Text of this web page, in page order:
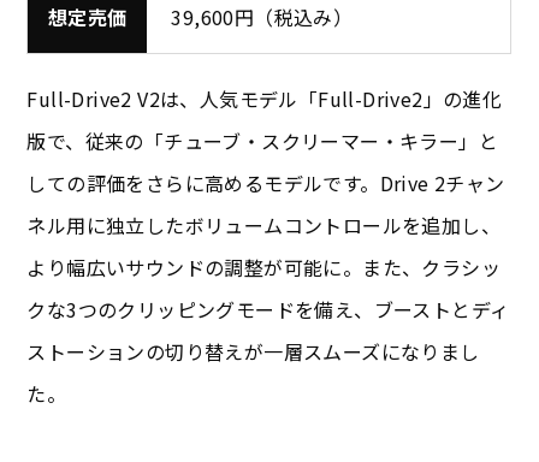
想定売価 39,600円（税込み）
Full-Drive2 V2は、人気モデル「Full-Drive2」の進化
版で、従来の「チューブ・スクリーマー・キラー」と
しての評価をさらに高めるモデルです。Drive 2チャン
ネル用に独立したボリュームコントロールを追加し、
より幅広いサウンドの調整が可能に。また、クラシッ
クな3つのクリッピングモードを備え、ブーストとディ
ストーションの切り替えが一層スムーズになりまし
た。